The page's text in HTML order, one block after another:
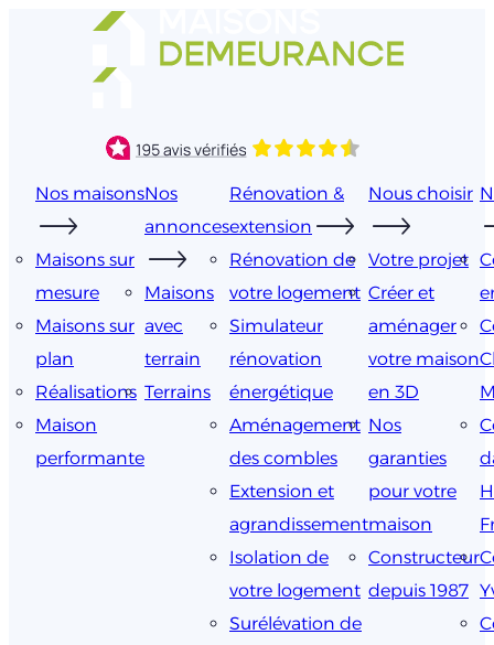
Nos maisons
Maisons sur
mesure
Maisons sur
plan
Réalisations
Maison
performante
Nos
annonces
Maisons
avec
terrain
Terrains
Rénovation &
extension
Rénovation de
votre logement
Simulateur
rénovation
énergétique
Aménagement
des combles
Extension et
agrandissement
Isolation de
votre logement
Surélévation de
Nous choisir
Votre projet
Créer et
aménager
votre maison
en 3D
Nos
garanties
pour votre
maison
Constructeur
depuis 1987